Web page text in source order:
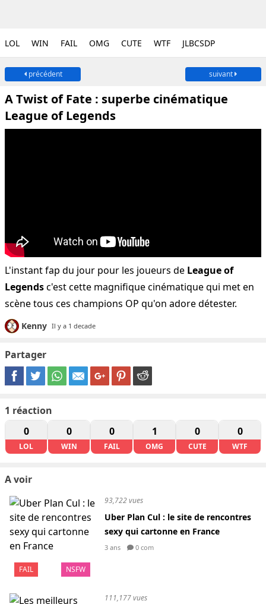
LOL WIN FAIL OMG CUTE WTF JLBCSDP
précédent suivant
A Twist of Fate : superbe cinématique
League of Legends
L'instant fap du jour pour les joueurs de League of
Legendsc'est cette magnifique cinématique qui met en
scène tous ces champions OP qu'on adore détester.
Kenny Il y a 1 decade
Partager
1 réaction
0
LOL
0
WIN
0
FAIL
1
OMG
0
CUTE
0
WTF
A voir
FAIL NSFW
93,722 vues
Uber Plan Cul : le site de rencontres
sexy qui cartonne en France
3 ans 0 com
111,177 vues